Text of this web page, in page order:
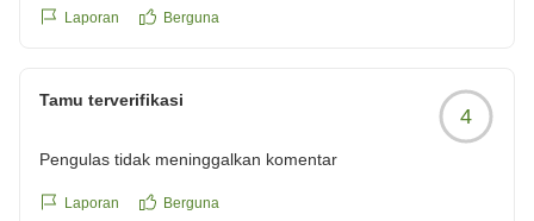
古いホテルなのも承知ですが、もう少し改善できないものか
Laporan Berguna
Tamu terverifikasi
4
Pengulas tidak meninggalkan komentar
Laporan Berguna